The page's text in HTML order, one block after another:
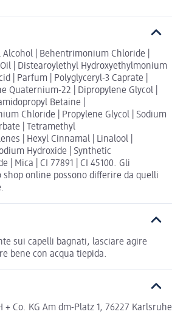
| Behentrimonium Chloride |
| Distearoylethyl Hydroxyethylmonium
| Parfum | Polyglyceryl-3 Caprate |
Quaternium-22 | Dipropylene Glycol |
Betaine |
Chloride | Propylene Glycol | Sodium
| Tetramethyl
| Hexyl Cinnamal | Linalool |
Hydroxide | Synthetic
| Mica | CI 77891 | CI 45100. Gli
online possono differire da quelli
sui capelli bagnati, lasciare agire
bene con acqua tiepida.
Co. KG Am dm-Platz 1, 76227 Karlsruhe